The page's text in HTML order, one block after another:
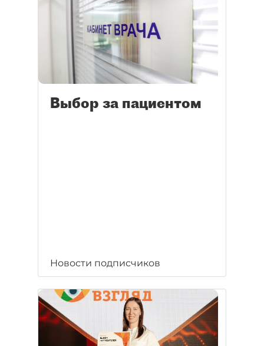
Выбор за пациентом
Новости подписчиков